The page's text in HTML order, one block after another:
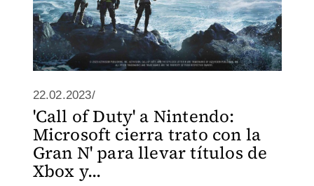
22.02.2023/
'Call of Duty' a Nintendo:
Microsoft cierra trato con la
Gran N' para llevar títulos de
Xbox y...